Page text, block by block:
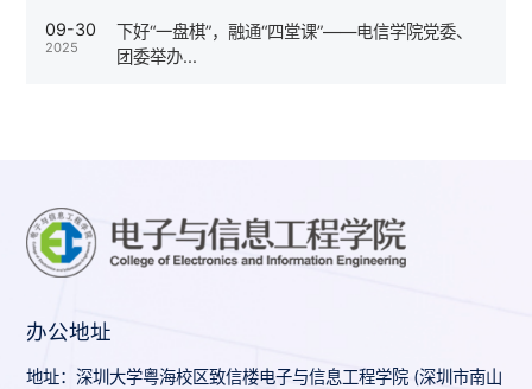
09-30
2025
下好“一盘棋”，融通“四堂课”——电信学院党委、
团委举办...
办公地址
地址：深圳大学粤海校区致信楼电子与信息工程学院 (深圳市南山